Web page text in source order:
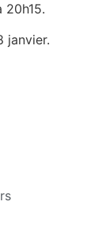
20h15.
janvier.